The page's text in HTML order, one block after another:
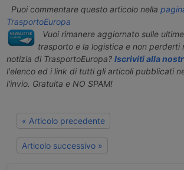
Puoi commentare questo articolo nella
TrasportoEuropa
Vuoi rimanere aggiornato sulle
trasporto e la logistica e non perderti
notizia di TrasportoEuropa? Iscriviti alla
l'elenco ed i link di tutti gli articoli pubblicati
l'invio. Gratuita e NO SPAM!
« Articolo precedente
Articolo successivo »